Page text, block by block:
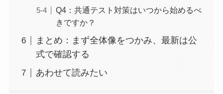
Q4：共通テスト対策はいつから始めるべ
きですか？
まとめ：まず全体像をつかみ、最新は公
式で確認する
あわせて読みたい